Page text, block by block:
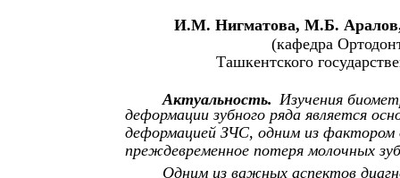
И.М. Нигматова, М.Б.
(кафедра
Ташкентского
Актуальность. Изучения
деформации зубного ряда является
деформацией ЗЧС, одним из фактором
преждевременное потеря молочных
Одним из важных аспектов